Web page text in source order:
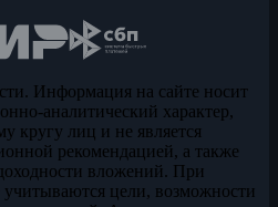
Информация на сайте носит
аналитический характер,
кругу лиц и не является
рекомендацией, а также
вложений. При
учитываются цели, возможности